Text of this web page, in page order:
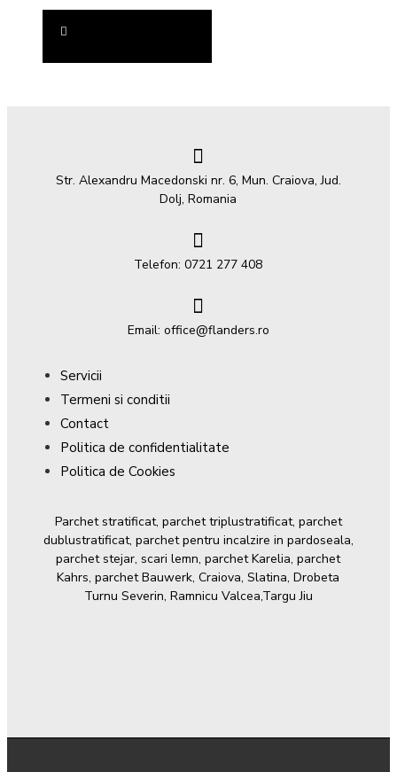
Str. Alexandru Macedonski nr. 6, Mun. Craiova, Jud.
Dolj, Romania
Telefon: 0721 277 408
Email: office@flanders.ro
Servicii
Termeni si conditii
Contact
Politica de confidentialitate
Politica de Cookies
Parchet stratificat, parchet triplustratificat, parchet
dublustratificat, parchet pentru incalzire in pardoseala,
parchet stejar, scari lemn, parchet Karelia, parchet
Kahrs, parchet Bauwerk, Craiova, Slatina, Drobeta
Turnu Severin, Ramnicu Valcea,Targu Jiu